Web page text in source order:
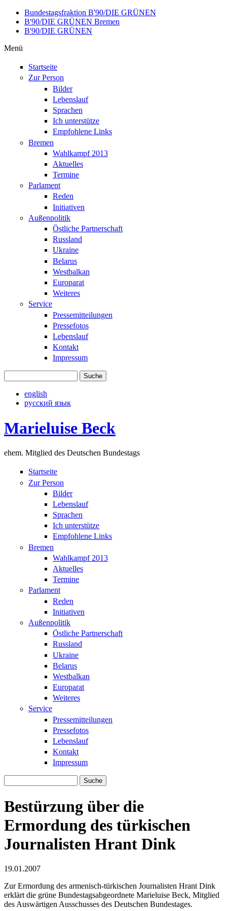
Direkt zum Inhalt
Bundestagsfraktion B'90/DIE GRÜNEN
B'90/DIE GRÜNEN Bremen
B'90/DIE GRÜNEN
Menü
Startseite
Zur Person
Bilder
Lebenslauf
Sprachen
Ich unterstütze
Empfohlene Links
Bremen
Wahlkampf 2013
Aktuelles
Termine
Parlament
Reden
Initiativen
Außenpolitik
Östliche Partnerschaft
Russland
Ukraine
Belarus
Westbalkan
Europarat
Weiteres
Service
Pressemitteilungen
Pressefotos
Lebenslauf
Kontakt
Impressum
english
русский язык
Marieluise Beck
ehem. Mitglied des Deutschen Bundestags
Startseite
Zur Person
Bilder
Lebenslauf
Sprachen
Ich unterstütze
Empfohlene Links
Bremen
Wahlkampf 2013
Aktuelles
Termine
Parlament
Reden
Initiativen
Außenpolitik
Östliche Partnerschaft
Russland
Ukraine
Belarus
Westbalkan
Europarat
Weiteres
Service
Pressemitteilungen
Pressefotos
Lebenslauf
Kontakt
Impressum
Bestürzung über die
Ermordung des türkischen
Journalisten Hrant Dink
19.01.2007
Zur Ermordung des armenisch-türkischen Journalisten Hrant Dink
erklärt die grüne Bundestagsabgeordnete Marieluise Beck, Mitglied
des Auswärtigen Ausschusses des Deutschen Bundestages.